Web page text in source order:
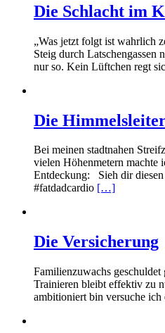
Die Schlacht im
„Was jetzt folgt ist wahrlich
Steig durch Latschengassen
nur so. Kein Lüftchen regt
Die
Bei meinen stadtnahen
vielen Höhenmetern machte
Entdeckung: Sieh dir
#fatdadcardio […]
Die Versicherung
Familienzuwachs
Trainieren bleibt effektiv zu
ambitioniert bin versuche ich